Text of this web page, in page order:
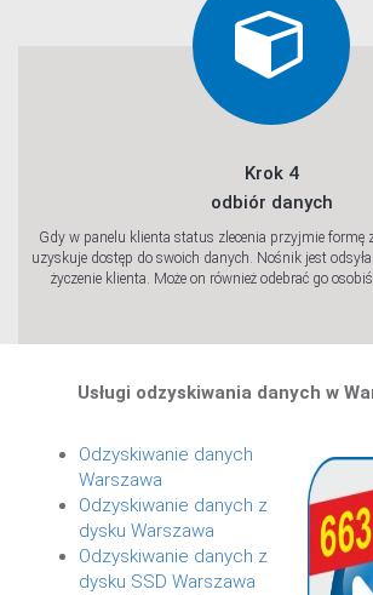
Krok 4
odbiór danych
Gdy w panelu klienta status zlecenia przyjmie formę
uzyskuje dostęp do swoich danych. Nośnik jest
życzenie klienta. Może on również odebrać go
Usługi odzyskiwania danych w
Odzyskiwanie danych
Warszawa
Odzyskiwanie danych z
dysku Warszawa
Odzyskiwanie danych z
dysku SSD Warszawa